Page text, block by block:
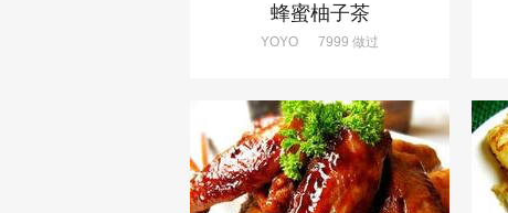
蜂蜜柚子茶
YOYO 7999 做过